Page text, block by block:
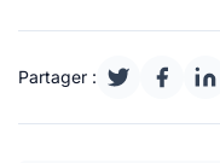
Partager :